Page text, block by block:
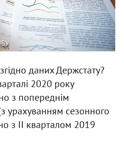
даних Держстату?
2020 року
з попереднім
урахуванням сезонного
з II кварталом 2019